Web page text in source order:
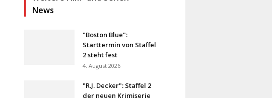
News
"Boston Blue":
Starttermin von Staffel
2 steht fest
4. August 2026
"R.J. Decker": Staffel 2
der neuen Krimiserie